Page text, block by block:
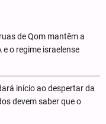
de Qom mantêm a
o regime israelense
início ao despertar da
devem saber que o